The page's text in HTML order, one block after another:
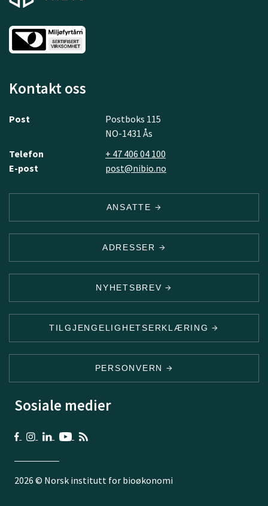
Kontakt oss
Post
Postboks 115
NO-1431 Ås
Telefon
+ 47 406 04 100
E-post
post@nibio.no
ANSATTE
ADRESSER
NYHETSBREV
TILGJENGELIGHETSERKLÆRING
PERSONVERN
Sosiale medier
2026 © Norsk institutt for bioøkonomi